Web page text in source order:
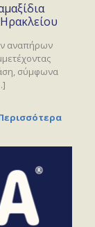
αναπήρων
σύμφωνα